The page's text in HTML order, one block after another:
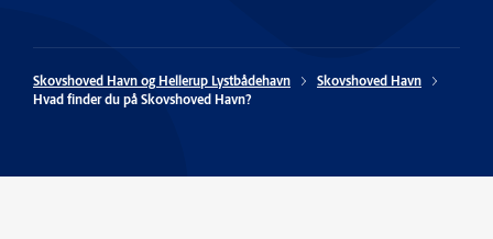
Skovshoved Havn og Hellerup Lystbådehavn
Skovshoved Havn
Hvad finder du på Skovshoved Havn?